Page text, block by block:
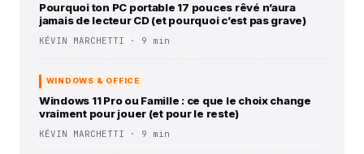
Pourquoi ton PC portable 17 pouces rêvé n’aura
jamais de lecteur CD (et pourquoi c’est pas grave)
KÉVIN MARCHETTI · 9 min
WINDOWS & OFFICE
Windows 11 Pro ou Famille : ce que le choix change
vraiment pour jouer (et pour le reste)
KÉVIN MARCHETTI · 9 min